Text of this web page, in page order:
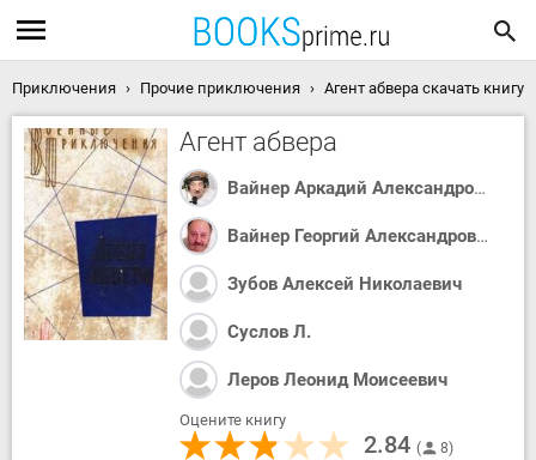
Приключения Прочие приключения Агент абвера скачать книгу
Агент абвера
Вайнер Аркадий Александрович
Вайнер Георгий Александрович
Зубов Алексей Николаевич
Суслов Л.
Леров Леонид Моисеевич
Оцените книгу
2.84 8